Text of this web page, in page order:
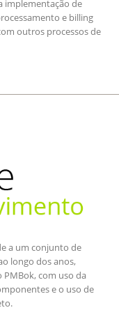
implementação de
e billing
outros processos de
a um conjunto de
longo dos anos,
com uso da
e o uso de